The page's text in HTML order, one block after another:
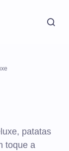
patatas
toque a